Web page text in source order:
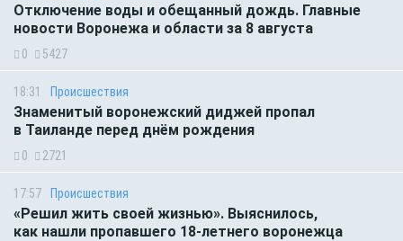
Отключение воды и обещанный дождь. Главные
новости Воронежа и области за 8 августа
0 5427
18:31 Происшествия
Знаменитый воронежский диджей пропал
в Таиланде перед днём рождения
0 2721
17:57 Происшествия
«Решил жить своей жизнью». Выяснилось,
как нашли пропавшего 18-летнего воронежца